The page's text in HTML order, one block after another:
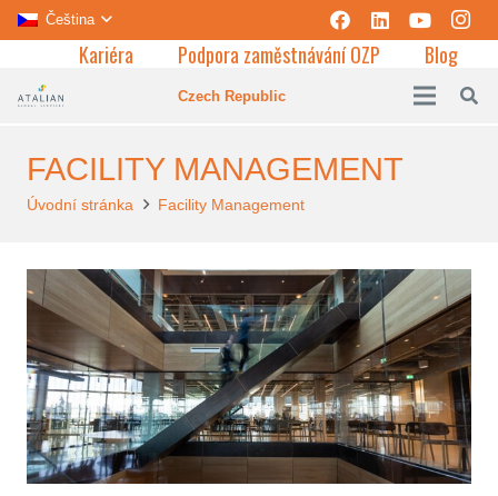
Čeština
Kariéra Podpora zaměstnávání OZP Blog
Czech Republic
FACILITY MANAGEMENT
Úvodní stránka Facility Management